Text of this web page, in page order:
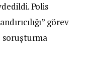
Polis
görev
soruşturma